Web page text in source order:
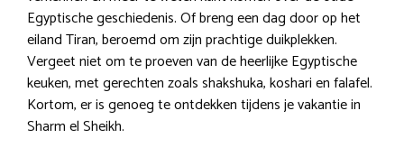
Egyptische geschiedenis. Of breng een dag door op het
eiland Tiran, beroemd om zijn prachtige duikplekken.
Vergeet niet om te proeven van de heerlijke Egyptische
keuken, met gerechten zoals shakshuka, koshari en falafel.
Kortom, er is genoeg te ontdekken tijdens je vakantie in
Sharm el Sheikh.